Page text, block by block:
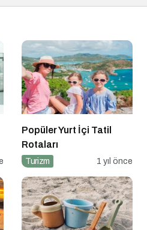
Popüler Yurt İçi Tatil
Rotaları
Turizm 1 yıl önce